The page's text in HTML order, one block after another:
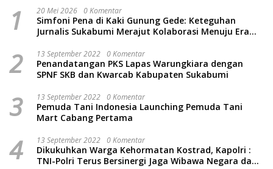
1 20 Mei 2026 0 Komentar
Simfoni Pena di Kaki Gunung Gede: Keteguhan
Jurnalis Sukabumi Merajut Kolaborasi Menuju Era
2 13 September 2022 0 Komentar
Penandatangan PKS Lapas Warungkiara dengan
SPNF SKB dan Kwarcab Kabupaten Sukabumi
3 13 September 2022 0 Komentar
Pemuda Tani Indonesia Launching Pemuda Tani
Mart Cabang Pertama
4 13 September 2022 0 Komentar
Dikukuhkan Warga Kehormatan Kostrad, Kapolri :
TNI-Polri Terus Bersinergi Jaga Wibawa Negara dan